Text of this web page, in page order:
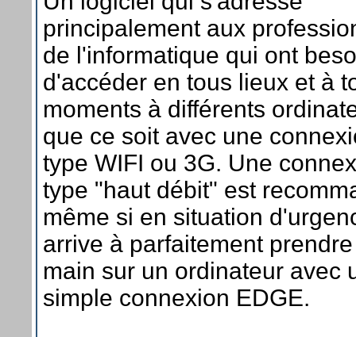
principalement aux
de l'informatique qui ont
d'accéder en tous lieux et à
moments à différents
que ce soit avec une
type WIFI ou 3G. Une
type "haut débit" est
même si en situation
arrive à parfaitement
main sur un ordinateur avec
simple connexion EDGE.